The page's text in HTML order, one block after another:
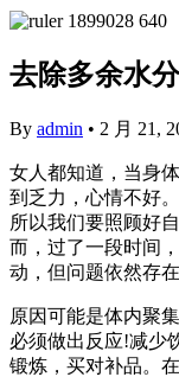
去除多余水
By admin • 2 月 21,
女人都知道，当身
到乏力，心情不好
所以我们要照顾好
而，过了一段时间
动，但问题依然存
原因可能是体内聚
必须做出反应!减少
锻炼，买对补品。